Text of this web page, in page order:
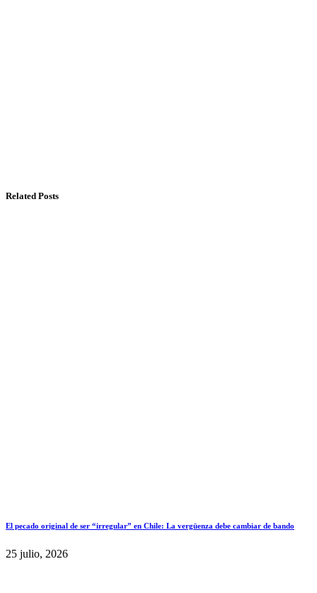
Related Posts
El pecado original de ser “irregular” en Chile: La vergüenza debe cambiar de bando
25 julio, 2026